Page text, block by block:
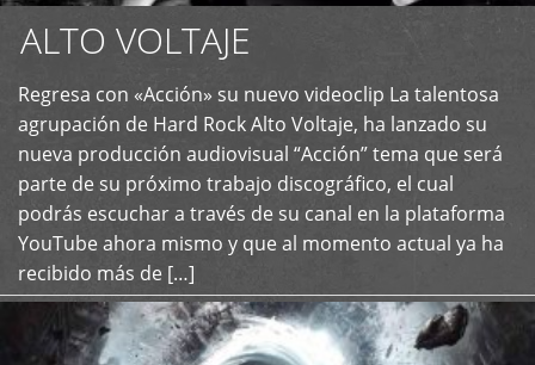
ALTO VOLTAJE
Regresa con «Acción» su nuevo videoclip La talentosa
agrupación de Hard Rock Alto Voltaje, ha lanzado su
nueva producción audiovisual “Acción” tema que será
parte de su próximo trabajo discográfico, el cual
podrás escuchar a través de su canal en la plataforma
YouTube ahora mismo y que al momento actual ya ha
recibido más de […]
+